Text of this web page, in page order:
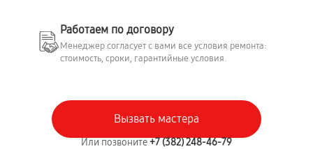
Вызвать мастера
Или позвоните+7 (382) 248-46-79
Работаем по договору
Менеджер согласует с вами все условия ремонта:
стоимость, сроки, гарантийные условия.